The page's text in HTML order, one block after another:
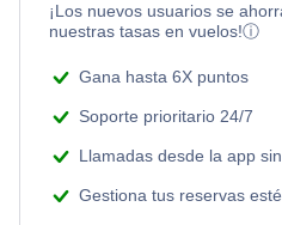
¡Los nuevos usuarios se
nuestras tasas en vuelos!ⓘ
Gana hasta 6X puntos
Soporte prioritario 24/7
Llamadas desde la app
Gestiona tus reservas